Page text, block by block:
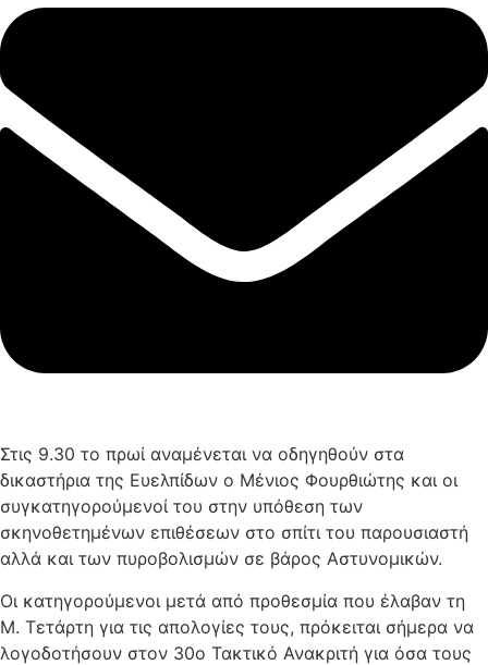
Στις 9.30 το πρωί αναμένεται να οδηγηθούν στα
δικαστήρια της Ευελπίδων ο Μένιος Φουρθιώτης και οι
συγκατηγορούμενοί του στην υπόθεση των
σκηνοθετημένων επιθέσεων στο σπίτι του παρουσιαστή
αλλά και των πυροβολισμών σε βάρος Αστυνομικών.
Οι κατηγορούμενοι μετά από προθεσμία που έλαβαν τη
Μ. Τετάρτη για τις απολογίες τους, πρόκειται σήμερα να
λογοδοτήσουν στον 30ο Τακτικό Ανακριτή για όσα τους